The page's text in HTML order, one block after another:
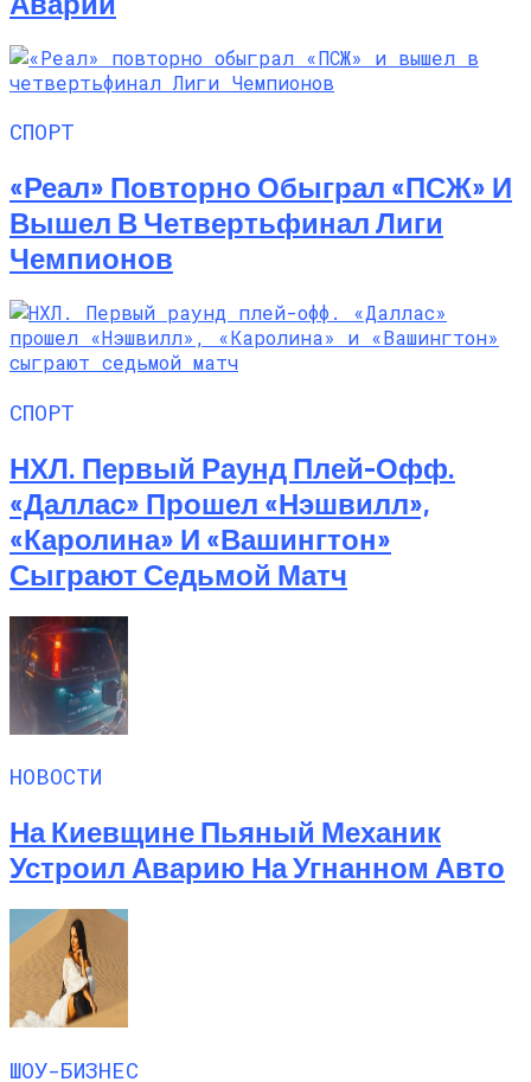
СПОРТ
«Реал» Повторно Обыграл «ПСЖ» И
Вышел В Четвертьфинал Лиги
Чемпионов
СПОРТ
НХЛ. Первый Раунд Плей-Офф.
«Даллас» Прошел «Нэшвилл»,
«Каролина» И «Вашингтон»
Сыграют Седьмой Матч
НОВОСТИ
На Киевщине Пьяный Механик
Устроил Аварию На Угнанном Авто
ШОУ-БИЗНЕС